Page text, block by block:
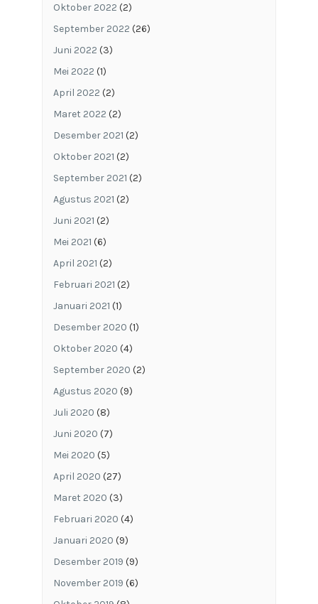
Oktober 2022 (2)
September 2022 (26)
Juni 2022 (3)
Mei 2022 (1)
April 2022 (2)
Maret 2022 (2)
Desember 2021 (2)
Oktober 2021 (2)
September 2021 (2)
Agustus 2021 (2)
Juni 2021 (2)
Mei 2021 (6)
April 2021 (2)
Februari 2021 (2)
Januari 2021 (1)
Desember 2020 (1)
Oktober 2020 (4)
September 2020 (2)
Agustus 2020 (9)
Juli 2020 (8)
Juni 2020 (7)
Mei 2020 (5)
April 2020 (27)
Maret 2020 (3)
Februari 2020 (4)
Januari 2020 (9)
Desember 2019 (9)
November 2019 (6)